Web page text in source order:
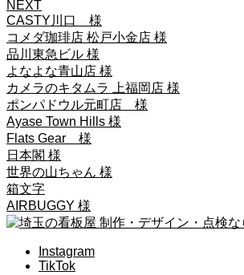
NEXT
CASTY川口 様
コメダ珈琲店 松戸小金店 様
品川東急ビル 様
よなよな青山店 様
カメラのキタムラ 上福岡店 様
ポンパドウル元町店 様
Ayase Town Hills 様
Flats Gear 様
日本閣 様
世界の山ちゃん 様
箱文字
AIRBUGGY 様
Instagram
TikTok